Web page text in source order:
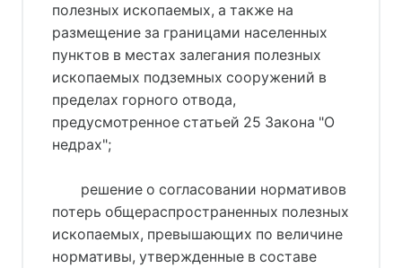
полезных ископаемых, а также на
размещение за границами населенных
пунктов в местах залегания полезных
ископаемых подземных сооружений в
пределах горного отвода,
предусмотренное статьей 25 Закона "О
недрах";
решение о согласовании нормативов
потерь общераспространенных полезных
ископаемых, превышающих по величине
нормативы, утвержденные в составе